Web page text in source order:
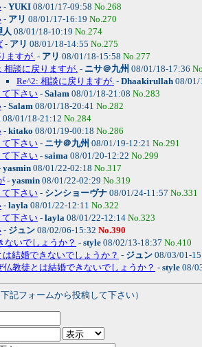
- YUKI 08/01/17-09:58 No.268
- アリ 08/01/17-16:19 No.270
人 08/01/18-10:19 No.274
- アリ 08/01/18-14:55 No.275
ますが.- アリ 08/01/18-15:58 No.277
相談に戻りますが. - ニサ＠九州 08/01/18-17:36
Re^2: 相談に戻りますが. - Dhaakirullah 08/01/
て下さい - Salam 08/01/18-21:08 No.283
- Salam 08/01/18-20:41 No.282
08/01/18-21:12 No.284
- kitako 08/01/19-00:18 No.286
て下さい - ニサ＠九州 08/01/19-12:21 No.291
て下さい - saima 08/01/20-12:22 No.299
yasmin 08/01/22-02:18 No.317
- yasmin 08/01/22-02:29 No.319
て下さい - シンショーヴナ 08/01/24-11:57 No.331
- layla 08/01/22-12:11 No.322
て下さい - layla 08/01/22-12:14 No.323
- ジュン 08/02/06-15:32 No.390
ないでしょうか？ - style 08/02/13-18:37 No.410
結婚できないでしょうか？ - ジュン 08/03/01-
仏教徒とは結婚できないでしょうか？ - style 08/
記フォームから投稿して下さい）